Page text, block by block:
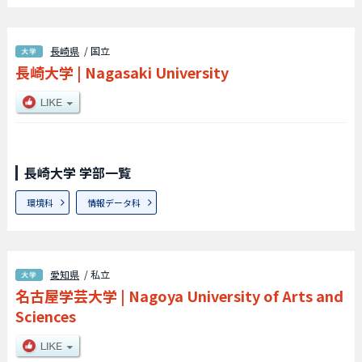
長崎県 / 国立
長崎大学 | Nagasaki University
長崎大学 学部一覧
環境科 情報データ科
愛知県 / 私立
名古屋学芸大学 | Nagoya University of Arts and
Sciences